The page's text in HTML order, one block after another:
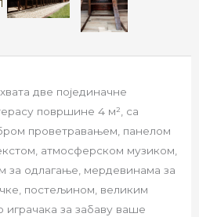
две појединачне
површине 4 м², са
проветравањем, панелом
атмосферском музиком,
за одлагање, мердевинама за
постељином, великим
играчака за забаву ваше